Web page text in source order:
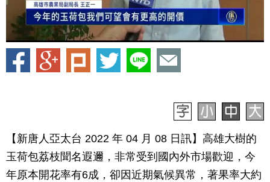
【新唐人亞太台 2022 年 04 月 08 日訊】高雄大樹的
玉荷包荔枝聞名遐邇，非常受到國內外市場歡迎，今
年原本開花率有6成，卻因近期氣候異常，著果率大約